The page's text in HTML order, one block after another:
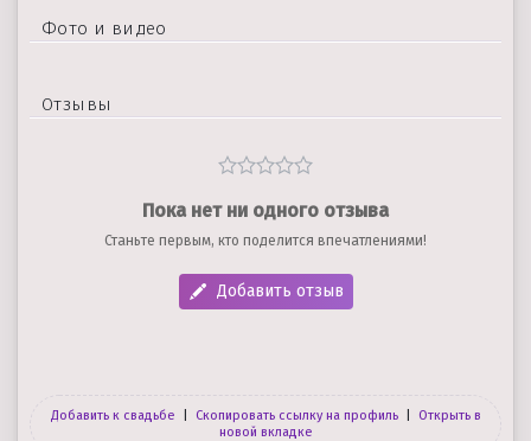
Фото и видео
Отзывы
Пока нет ни одного отзыва
Станьте первым, кто поделится впечатлениями!
Добавить отзыв
Добавить к свадьбе Скопировать ссылку на профиль
Открыть в
новой вкладке